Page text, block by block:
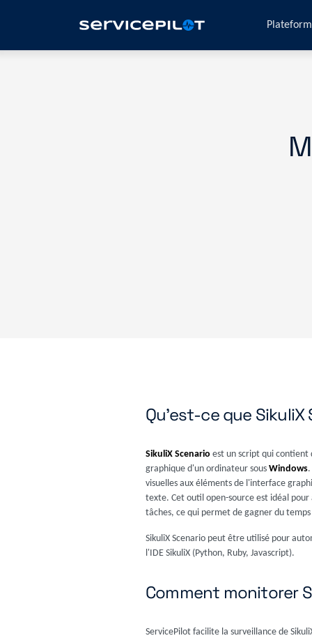
Qu'est-ce que SikuliX
SikuliX Scenario est un script qui contient
graphique d'un ordinateur sous Windows
visuelles aux éléments de l'interface
texte. Cet outil open-source est idéal
tâches, ce qui permet de gagner du
SikuliX Scenario peut être utilisé pour
l'IDE SikuliX (Python, Ruby, Javascript).
Comment monitorer
ServicePilot facilite la surveillance de